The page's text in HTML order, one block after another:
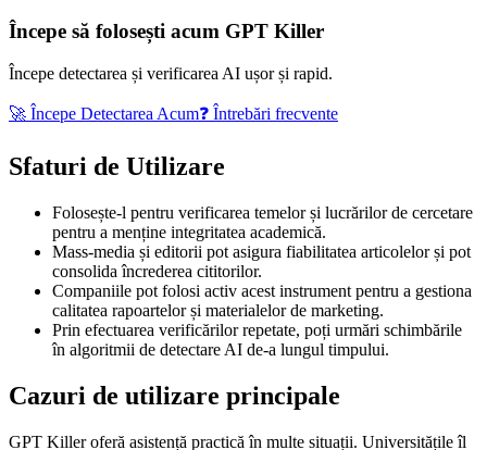
Începe să folosești acum GPT Killer
Începe detectarea și verificarea AI ușor și rapid.
🚀 Începe Detectarea Acum❓ Întrebări frecvente
Sfaturi de Utilizare
Folosește-l pentru verificarea temelor și lucrărilor de cercetare
pentru a menține integritatea academică.
Mass-media și editorii pot asigura fiabilitatea articolelor și pot
consolida încrederea cititorilor.
Companiile pot folosi activ acest instrument pentru a gestiona
calitatea rapoartelor și materialelor de marketing.
Prin efectuarea verificărilor repetate, poți urmări schimbările
în algoritmii de detectare AI de-a lungul timpului.
Cazuri de utilizare principale
GPT Killer oferă asistență practică în multe situații. Universitățile îl